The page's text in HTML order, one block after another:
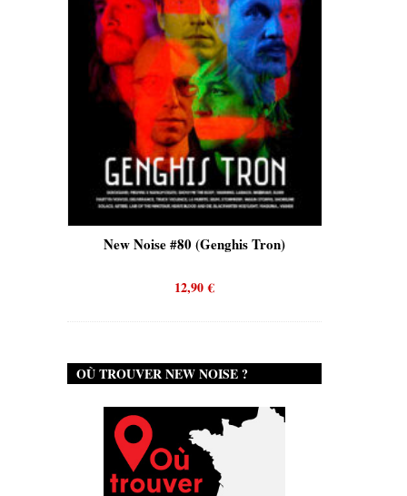
New Noise #80 (Genghis Tron)
12,90€
OÙ TROUVER NEW NOISE ?